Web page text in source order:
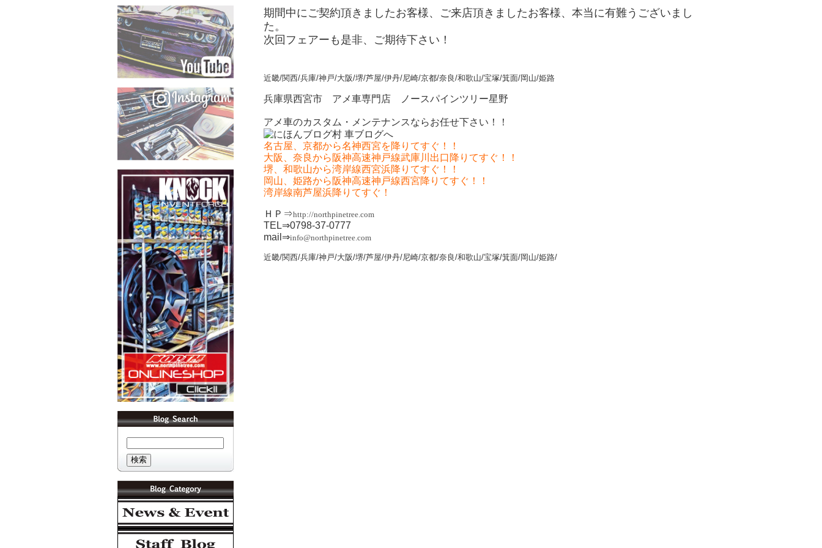
期間中にご契約頂きましたお客様、ご来店頂きましたお客様、本当に有難うございまし
た。
次回フェアーも是非、ご期待下さい！
近畿/関西/兵庫/神戸/大阪/堺/芦屋/伊丹/尼崎/京都/奈良/和歌山/宝塚/箕面/岡山/姫路
兵庫県西宮市 アメ車専門店 ノースパインツリー星野
アメ車のカスタム・メンテナンスならお任せ下さい！！
名古屋、京都から名神西宮を降りてすぐ！！
大阪、奈良から阪神高速神戸線武庫川出口降りてすぐ！！
堺、和歌山から湾岸線西宮浜降りてすぐ！！
岡山、姫路から阪神高速神戸線西宮降りてすぐ！！
湾岸線南芦屋浜降りてすぐ！
ＨＰ⇒http://northpinetree.com
TEL⇒0798-37-0777
mail⇒info@northpinetree.com
近畿/関西/兵庫/神戸/大阪/堺/芦屋/伊丹/尼崎/京都/奈良/和歌山/宝塚/箕面/岡山/姫路/